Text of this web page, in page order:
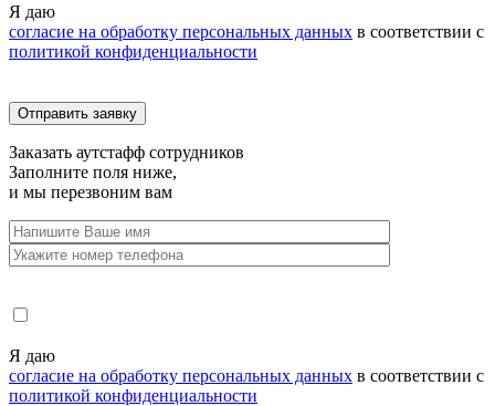
Я даю
согласие на обработку персональных данных в соответствии с
политикой конфиденциальности
Заказать аутстафф сотрудников
Заполните поля ниже,
и мы перезвоним вам
Я даю
согласие на обработку персональных данных в соответствии с
политикой конфиденциальности